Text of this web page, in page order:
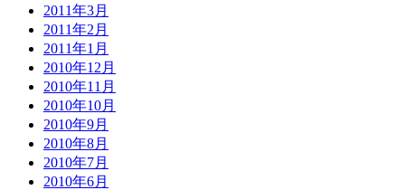
2011年3月
2011年2月
2011年1月
2010年12月
2010年11月
2010年10月
2010年9月
2010年8月
2010年7月
2010年6月